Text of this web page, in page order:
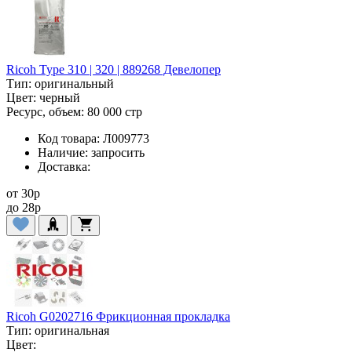
Ricoh Type 310 | 320 | 889268 Девелопер
Тип: оригинальный
Цвет: черный
Ресурс, объем: 80 000 стр
Код товара: Л009773
Наличие: запросить
Доставка:
от 30p
до 28p
Ricoh G0202716 Фрикционная прокладка
Тип: оригинальная
Цвет: